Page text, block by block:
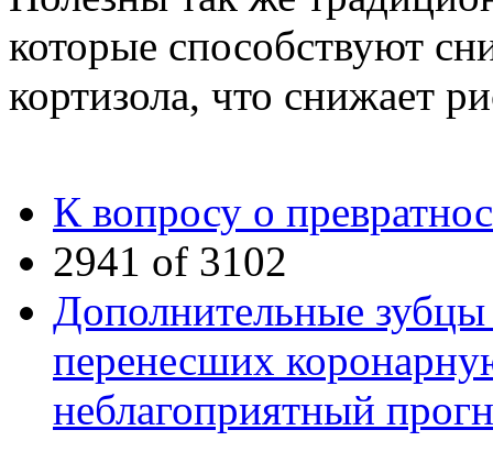
которые способствуют
кортизола, что снижает
К вопросу о
2941 of 3102
Дополнительные
перенесших
неблагоприятный